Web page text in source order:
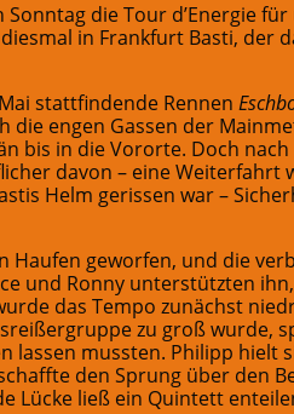
die Tour d’Energie
in Frankfurt Basti, der
stattfindende Rennen
die engen Gassen der
bis in die Vororte. Doch
davon – eine
Helm gerissen war –
Haufen geworfen, und die
und Ronny unterstützten
das Tempo zunächst
zu groß wurde,
lassen mussten. Philipp hielt
den Sprung über den
Lücke ließ ein Quintett